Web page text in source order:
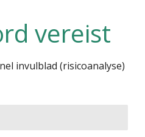
vereist
invulblad (risicoanalyse)